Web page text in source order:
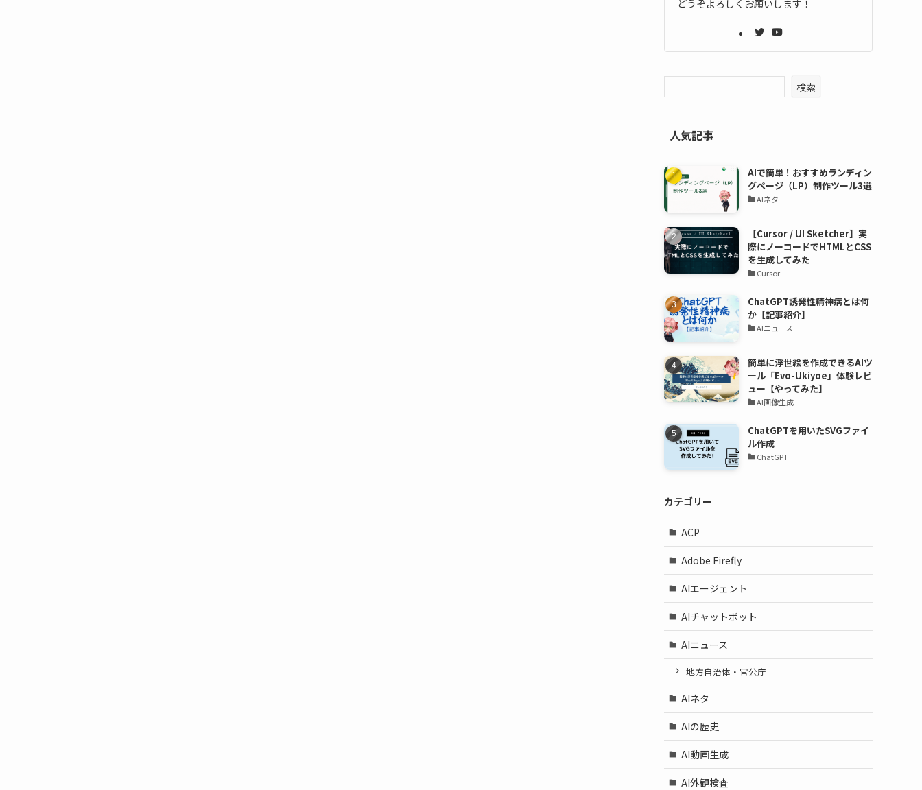
どうぞよろしくお願いします！
検索
人気記事
AIで簡単！おすすめランディン
グページ（LP）制作ツール3選
AIネタ
【Cursor / UI Sketcher】実
際にノーコードでHTMLとCSS
を生成してみた
Cursor
ChatGPT誘発性精神病とは何
か【記事紹介】
AIニュース
簡単に浮世絵を作成できるAIツ
ール「Evo-Ukiyoe」体験レビ
ュー【やってみた】
AI画像生成
ChatGPTを用いたSVGファイ
ル作成
ChatGPT
カテゴリー
ACP
Adobe Firefly
AIエージェント
AIチャットボット
AIニュース
地方自治体・官公庁
AIネタ
AIの歴史
AI動画生成
AI外観検査